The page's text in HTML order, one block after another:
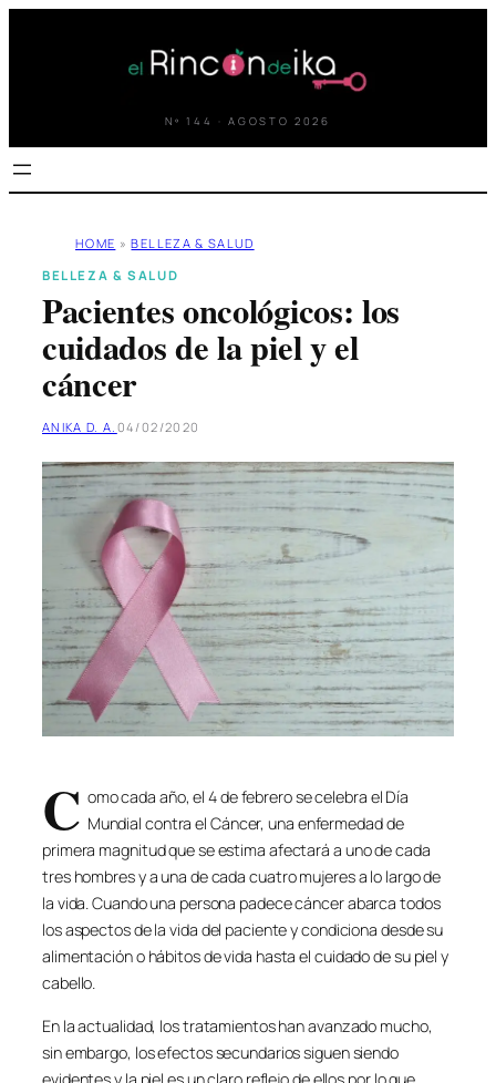
Nº 144 · AGOSTO 2026
HOME » BELLEZA & SALUD
BELLEZA & SALUD
Pacientes oncológicos: los
cuidados de la piel y el
cáncer
ANIKA D. A. 04/02/2020
C omo cada año, el 4 de febrero se celebra el Día
Mundial contra el Cáncer, una enfermedad de
primera magnitud que se estima afectará a uno de cada
tres hombres y a una de cada cuatro mujeres a lo largo de
la vida. Cuando una persona padece cáncer abarca todos
los aspectos de la vida del paciente y condiciona desde su
alimentación o hábitos de vida hasta el cuidado de su piel y
cabello.
En la actualidad, los tratamientos han avanzado mucho,
sin embargo, los efectos secundarios siguen siendo